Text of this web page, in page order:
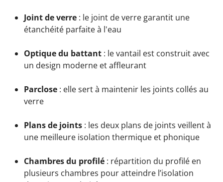
Joint de verre : le joint de verre garantit une
étanchéité parfaite à l'eau
Optique du battant : le vantail est construit avec
un design moderne et affleurant
Parclose : elle sert à maintenir les joints collés au
verre
Plans de joints : les deux plans de joints veillent à
une meilleure isolation thermique et phonique
Chambres du profilé : répartition du profilé en
plusieurs chambres pour atteindre l’isolation